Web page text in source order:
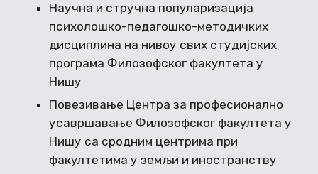
Научна и стручна популаризација
психолошко-педагошко-методичких
дисциплина на нивоу свих студијских
програма Филозофског факултета у
Нишу
Повезивање Центра за професионално
усавршавање Филозофског факултета у
Нишу са сродним центрима при
факултетима у земљи и иностранству